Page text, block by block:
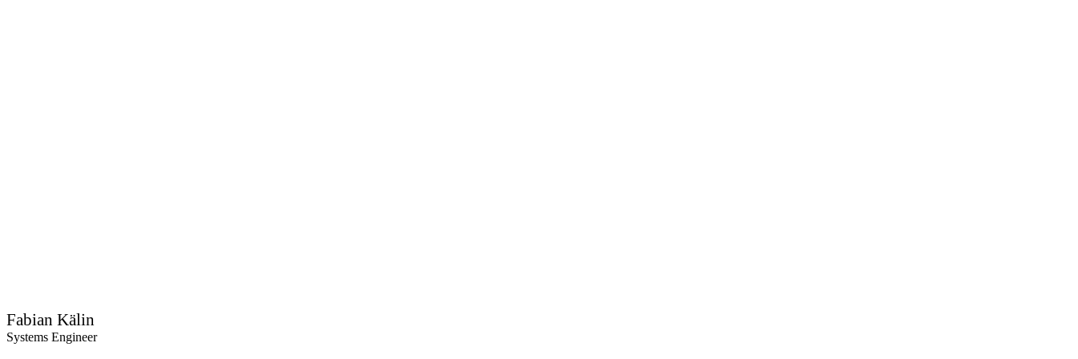
Fabian Kälin
Systems Engineer